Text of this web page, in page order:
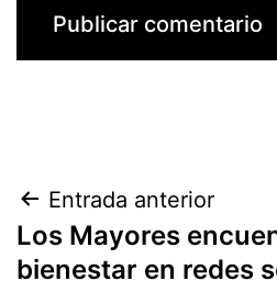
Navegación
de
Entrada anterior
Los Mayores
bienestar en redes